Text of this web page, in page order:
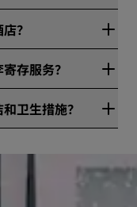
？
存服务？
卫生措施？